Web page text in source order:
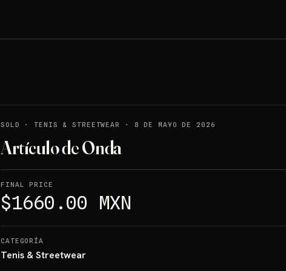
SOLD · TENIS & STREETWEAR · 8 DE MAYO DE 2026
Artículo de Onda
FINAL PRICE
$1660.00 MXN
CATEGORÍA
Tenis & Streetwear